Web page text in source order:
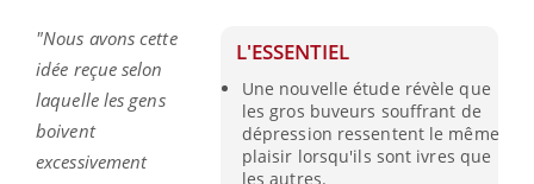
L'ESSENTIEL
Une nouvelle étude révèle que
les gros buveurs souffrant de
dépression ressentent le même
plaisir lorsqu'ils sont ivres que
les autres.
"Nous avons cette
idée reçue selon
laquelle les gens
boivent
excessivement